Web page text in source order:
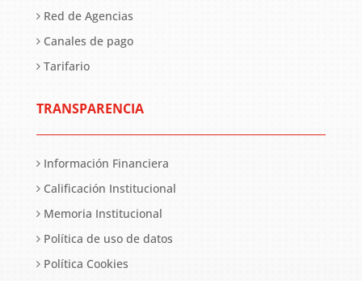
Red de Agencias
Canales de pago
Tarifario
TRANSPARENCIA
Información Financiera
Calificación Institucional
Memoria Institucional
Política de uso de datos
Política Cookies